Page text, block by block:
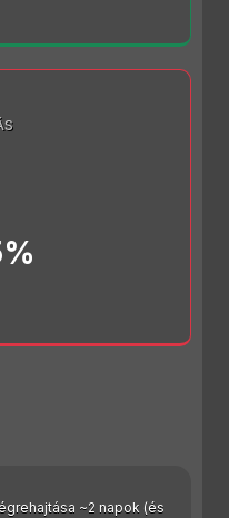
~2 napok (és